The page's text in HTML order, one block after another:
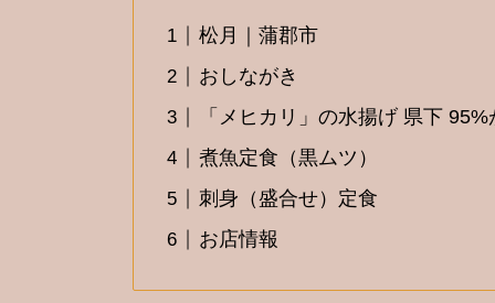
松月｜蒲郡市
おしながき
「メヒカリ」の水揚げ 県下
煮魚定食（黒ムツ）
刺身（盛合せ）定食
お店情報